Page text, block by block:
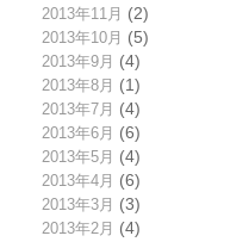
2013年11月 (2)
2013年10月 (5)
2013年9月 (4)
2013年8月 (1)
2013年7月 (4)
2013年6月 (6)
2013年5月 (4)
2013年4月 (6)
2013年3月 (3)
2013年2月 (4)